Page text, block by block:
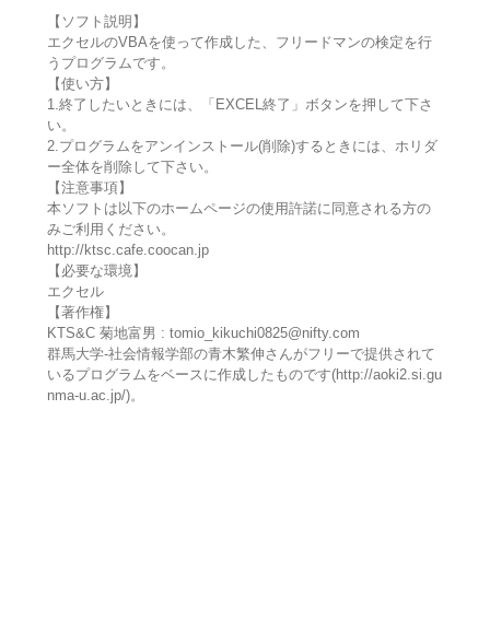
【ソフト説明】
エクセルのVBAを使って作成した、フリードマンの検定を行
うプログラムです。
【使い方】
1.終了したいときには、「EXCEL終了」ボタンを押して下さ
い。
2.プログラムをアンインストール(削除)するときには、ホリダ
ー全体を削除して下さい。
【注意事項】
本ソフトは以下のホームページの使用許諾に同意される方の
みご利用ください。
http://ktsc.cafe.coocan.jp
【必要な環境】
エクセル
【著作権】
KTS&C 菊地富男 : tomio_kikuchi0825@nifty.com
群馬大学-社会情報学部の青木繁伸さんがフリーで提供されて
いるプログラムをベースに作成したものです(http://aoki2.si.gu
nma-u.ac.jp/)。